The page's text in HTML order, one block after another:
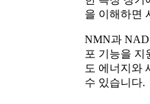
을 이해하면
NMN과 NAD
포 기능을 지
도 에너지와
수 있습니다.